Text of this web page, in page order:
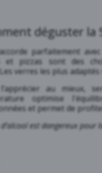
déguster la
parfaitement
et pizzas sont des
verres les plus
au mieux,
optimise
et permet de
d’alcool est dangereux